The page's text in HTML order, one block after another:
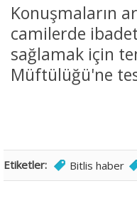
Konuşmaların
camilerde
sağlamak için
Müftülüğü'ne
Etiketler: Bitlis haber